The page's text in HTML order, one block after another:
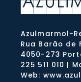
Azulmarmol-
Rua Barão de
4050-273
225 511 010 |
Web: